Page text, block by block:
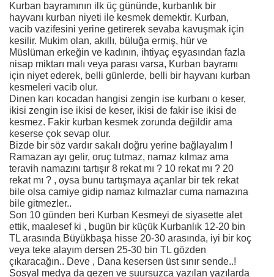
Kurban bayramının ilk üç gününde, kurbanlık bir
hayvanı kurban niyeti ile kesmek demektir. Kurban,
vacib vazifesini yerine getirerek sevaba kavuşmak için
kesilir. Mukim olan, akıllı, büluğa ermiş, hür ve
Müslüman erkeğin ve kadının, ihtiyaç eşyasından fazla
nisap miktarı malı veya parası varsa, Kurban bayramı
için niyet ederek, belli günlerde, belli bir hayvanı kurban
kesmeleri vacib olur.
Dinen karı kocadan hangisi zengin ise kurbanı o keser,
ikisi zengin ise ikisi de keser, ikisi de fakir ise ikisi de
kesmez. Fakir kurban kesmek zorunda değildir ama
keserse çok sevap olur.
Bizde bir söz vardır sakalı doğru yerine bağlayalım !
Ramazan ayı gelir, oruç tutmaz, namaz kılmaz ama
teravih namazını tartışır 8 rekat mı ? 10 rekat mı ? 20
rekat mı ? , oysa bunu tartışmaya açanlar bir tek rekat
bile olsa camiye gidip namaz kılmazlar cuma namazına
bile gitmezler..
Son 10 günden beri Kurban Kesmeyi de siyasette alet
ettik, maalesef ki , bugün bir küçük Kurbanlık 12-20 bin
TL arasında Büyükbaşa hisse 20-30 arasında, iyi bir koç
veya teke alayım dersen 25-30 bin TL gözden
çıkaracağın.. Deve , Dana kesersen üst sınır sende..!
Sosyal medya da gezen ve şuursuzca yazılan yazılarda